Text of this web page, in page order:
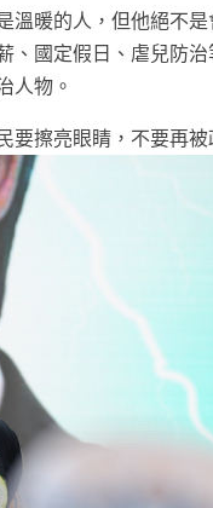
溫暖的人，但他絕不
、國定假日、虐兒防
人物。
擦亮眼睛，不要再被